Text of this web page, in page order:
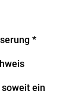
*
ein